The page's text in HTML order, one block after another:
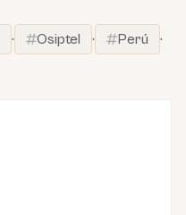
· Osiptel · Perú
·